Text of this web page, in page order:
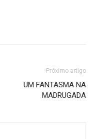
Próximo artigo
UM FANTASMA NA
MADRUGADA